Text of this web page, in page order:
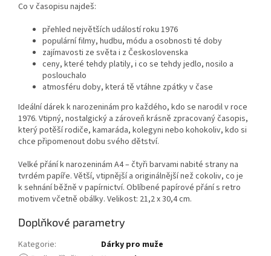
Co v časopisu najdeš:
přehled největších událostí roku 1976
populární filmy, hudbu, módu a osobnosti té doby
zajímavosti ze světa i z Československa
ceny, které tehdy platily, i co se tehdy jedlo, nosilo a
poslouchalo
atmosféru doby, která tě vtáhne zpátky v čase
Ideální dárek k narozeninám pro každého, kdo se narodil v roce
1976. Vtipný, nostalgický a zároveň krásně zpracovaný časopis,
který potěší rodiče, kamaráda, kolegyni nebo kohokoliv, kdo si
chce připomenout dobu svého dětství.
Velké přání k narozeninám A4 – čtyři barvami nabité strany na
tvrdém papíře. Větší, vtipnější a originálnější než cokoliv, co je
k sehnání běžně v papírnictví. Oblíbené papírové přání s retro
motivem včetně obálky. Velikost: 21,2 x 30,4 cm.
Doplňkové parametry
Kategorie:
Dárky pro muže